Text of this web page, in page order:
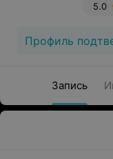
5.0
Профиль
Запись